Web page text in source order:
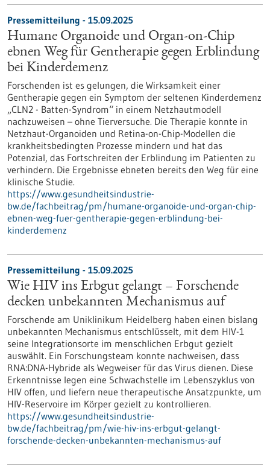
Pressemitteilung - 15.09.2025
Humane Organoide und Organ-on-Chip
ebnen Weg für Gentherapie gegen Erblindung
bei Kinderdemenz
Forschenden ist es gelungen, die Wirksamkeit einer
Gentherapie gegen ein Symptom der seltenen Kinderdemenz
„CLN2 - Batten-Syndrom“ in einem Netzhautmodell
nachzuweisen – ohne Tierversuche. Die Therapie konnte in
Netzhaut-Organoiden und Retina-on-Chip-Modellen die
krankheitsbedingten Prozesse mindern und hat das
Potenzial, das Fortschreiten der Erblindung im Patienten zu
verhindern. Die Ergebnisse ebneten bereits den Weg für eine
klinische Studie.
https://www.gesundheitsindustrie-
bw.de/fachbeitrag/pm/humane-organoide-und-organ-chip-
ebnen-weg-fuer-gentherapie-gegen-erblindung-bei-
kinderdemenz
Pressemitteilung - 15.09.2025
Wie HIV ins Erbgut gelangt – Forschende
decken unbekannten Mechanismus auf
Forschende am Uniklinikum Heidelberg haben einen bislang
unbekannten Mechanismus entschlüsselt, mit dem HIV-1
seine Integrationsorte im menschlichen Erbgut gezielt
auswählt. Ein Forschungsteam konnte nachweisen, dass
RNA:DNA-Hybride als Wegweiser für das Virus dienen. Diese
Erkenntnisse legen eine Schwachstelle im Lebenszyklus von
HIV offen, und liefern neue therapeutische Ansatzpunkte, um
HIV-Reservoire im Körper gezielt zu kontrollieren.
https://www.gesundheitsindustrie-
bw.de/fachbeitrag/pm/wie-hiv-ins-erbgut-gelangt-
forschende-decken-unbekannten-mechanismus-auf